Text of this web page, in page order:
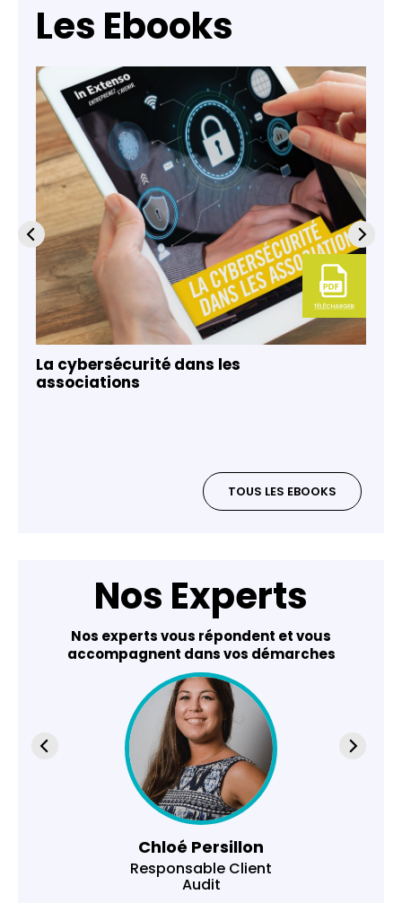
Les Ebooks
La cybersécurité dans les
associations
TOUS LES EBOOKS
Nos Experts
Nos experts vous répondent et vous
accompagnent dans vos démarches
Chloé Persillon
Responsable Client
Audit